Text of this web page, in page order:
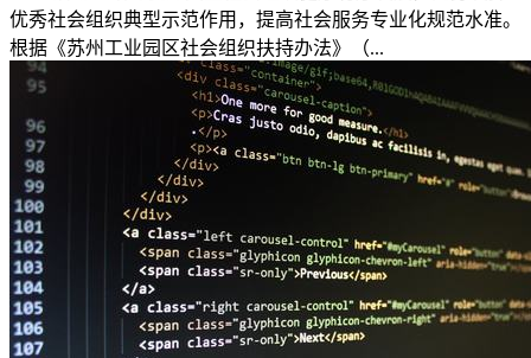
优秀社会组织典型示范作用，提高社会服务专业化规范水准。
根据《苏州工业园区社会组织扶持办法》（...